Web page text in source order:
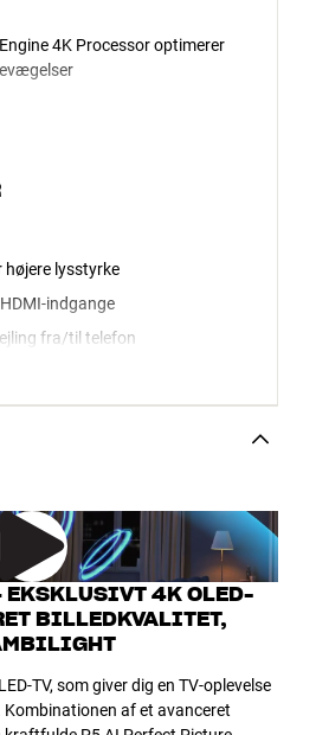
4K Processor optimerer
højere lysstyrke
indgange
fra/til telefon
4K OLED-
BILLEDKVALITET,
TV, som giver dig en TV-oplevelse
af et avanceret